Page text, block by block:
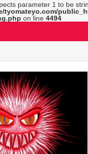
parameter 1 to be
tyomateyo.com/
on line 4494